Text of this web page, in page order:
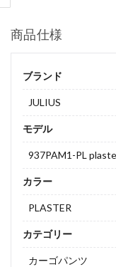
商品仕様
ブランド
JULIUS
モデル
937PAM1-PL
カラー
PLASTER
カテゴリー
カーゴパンツ